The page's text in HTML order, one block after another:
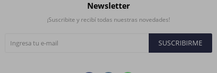
Newsletter
¡Suscribite y recibí todas nuestras novedades!
SUSCRIBIRME